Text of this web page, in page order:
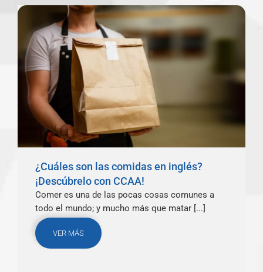
¿Cuáles son las comidas en inglés?
¡Descúbrelo con CCAA!
Comer es una de las pocas cosas comunes a
todo el mundo; y mucho más que matar [...]
VER MÁS